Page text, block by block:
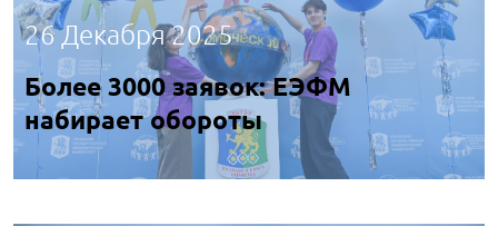
26 Декабря 2025
Более 3000 заявок: ЕЭФМ
набирает обороты